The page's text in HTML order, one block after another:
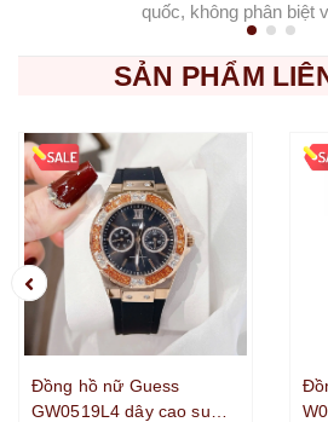
quốc, không phân biệt
SẢN PHẨM
Đồng hồ nữ Guess
GW0519L4 dây cao su